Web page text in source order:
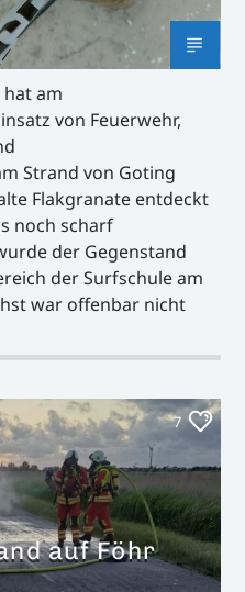
am
von Feuerwehr,
Strand von Goting
Flakgranate entdeckt
noch scharf
der Gegenstand
der Surfschule am
war offenbar nicht
7
auf Föhr